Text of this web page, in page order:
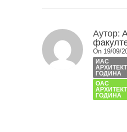
Аутор:
On 19/09/
ИАС
ГОДИНА
ОАС
ГОДИНА